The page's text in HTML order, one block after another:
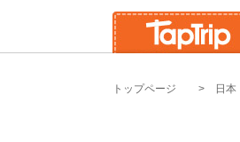
トップページ 日本